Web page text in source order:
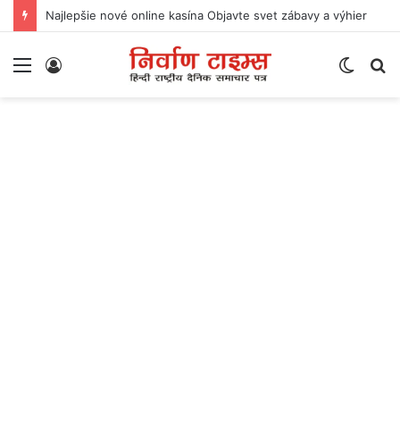
Najlepšie nové online kasína Objavte svet zábavy a výhier
Menu
Switch